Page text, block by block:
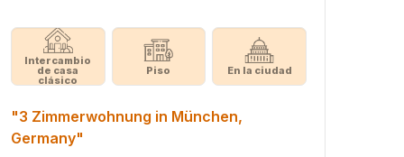
Intercambio
de casa
clásico
Piso En la ciudad
"3 Zimmerwohnung in München,
Germany"